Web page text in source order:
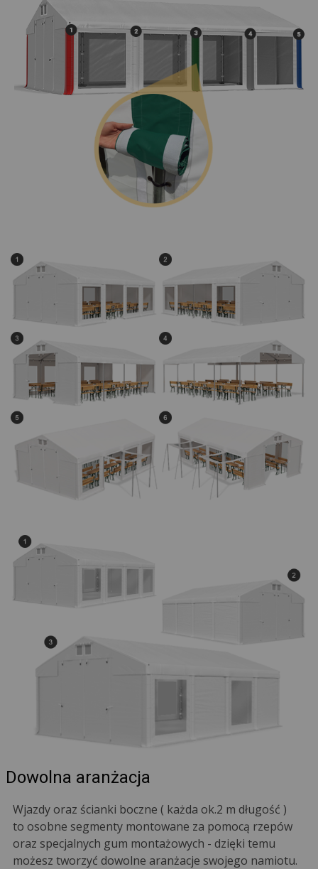
Dowolna aranżacja
Wjazdy oraz ścianki boczne ( każda ok.2 m długość )
to osobne segmenty montowane za pomocą rzepów
oraz specjalnych gum montażowych - dzięki temu
możesz tworzyć dowolne aranżacje swojego namiotu.